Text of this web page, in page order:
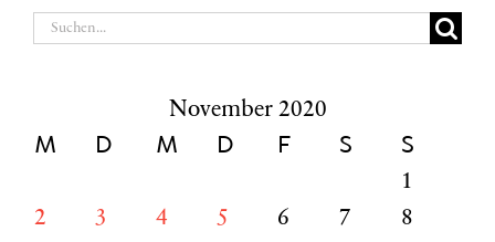
Suche
November 2020
M D M D F S S
1
2
3 4 5 6 7
8